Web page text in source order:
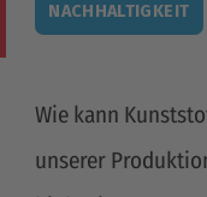
NACHHALTIGKEIT
Wie kann
unserer